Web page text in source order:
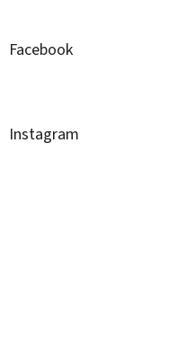
Facebook
Instagram